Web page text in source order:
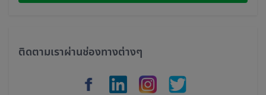
ติดตามเราผ่านช่องทางต่างๆ